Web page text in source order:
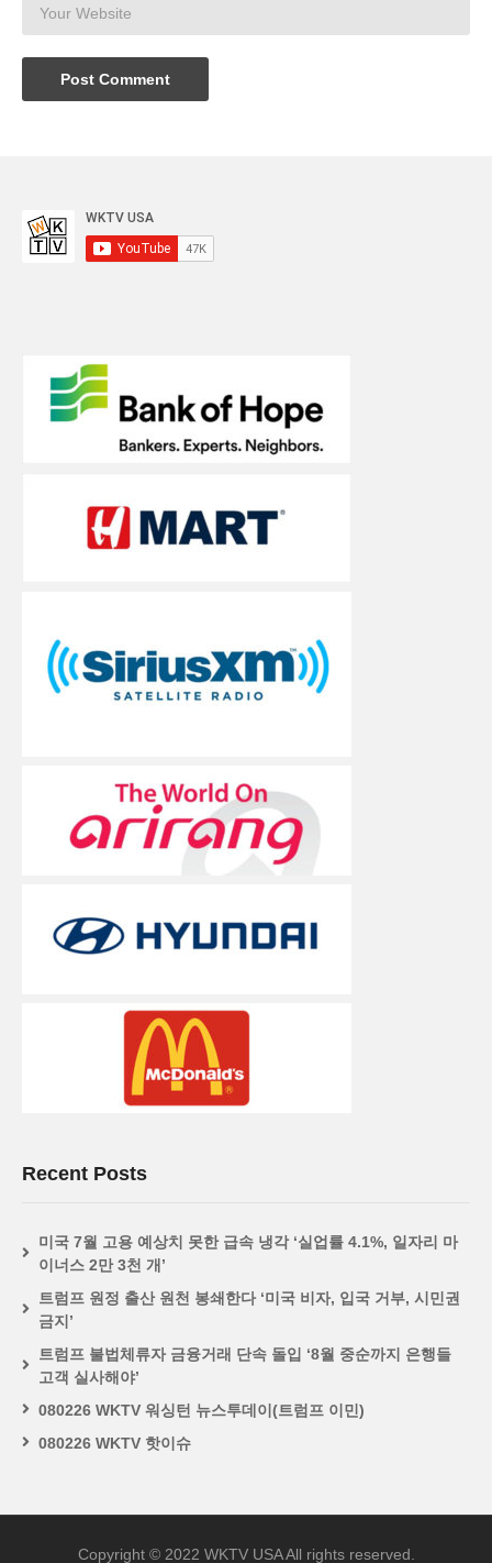
Recent Posts
미국 7월 고용 예상치 못한 급속 냉각 ‘실업률 4.1%, 일자리 마
이너스 2만 3천 개’
트럼프 원정 출산 원천 봉쇄한다 ‘미국 비자, 입국 거부, 시민권
금지’
트럼프 불법체류자 금융거래 단속 돌입 ‘8월 중순까지 은행들
고객 실사해야’
080226 WKTV 워싱턴 뉴스투데이(트럼프 이민)
080226 WKTV 핫이슈
Copyright © 2022 WKTV USA All rights reserved.